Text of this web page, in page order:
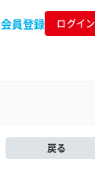
会員登録 ログイン
戻る